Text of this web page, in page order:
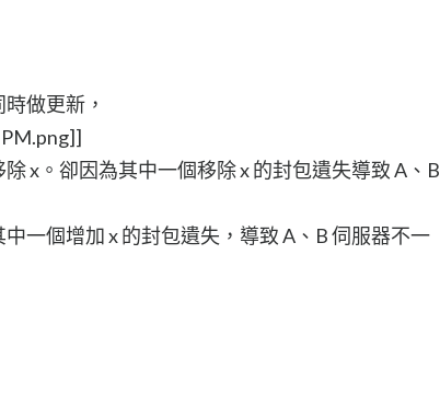
做更新，
x。卻因為其中一個移除 x 的封包遺失導致 A、B
一個增加 x 的封包遺失，導致 A、B 伺服器不一